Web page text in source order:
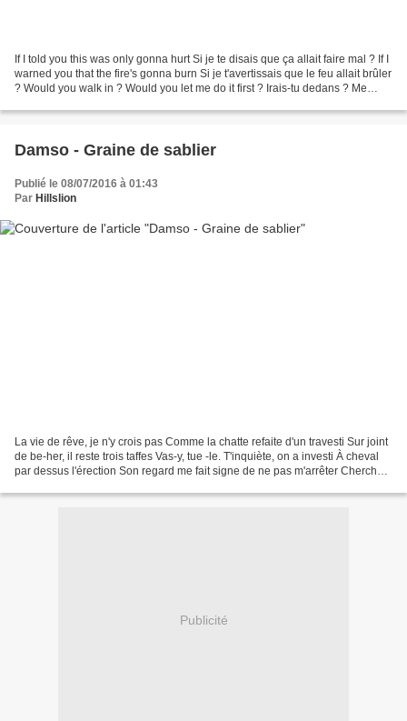
If I told you this was only gonna hurt Si je te disais que ça allait faire mal ? If I
warned you that the fire's gonna burn Si je t'avertissais que le feu allait brûler
? Would you walk in ? Would you let me do it first ? Irais-tu dedans ? Me
Damso - Graine de sablier
Publié le 08/07/2016 à 01:43
Par Hillslion
La vie de rêve, je n'y crois pas Comme la chatte refaite d'un travesti Sur joint
de be-her, il reste trois taffes Vas-y, tue -le. T'inquiète, on a investi À cheval
par dessus l'érection Son regard me fait signe de ne pas m'arrêter Cherche
Publicité